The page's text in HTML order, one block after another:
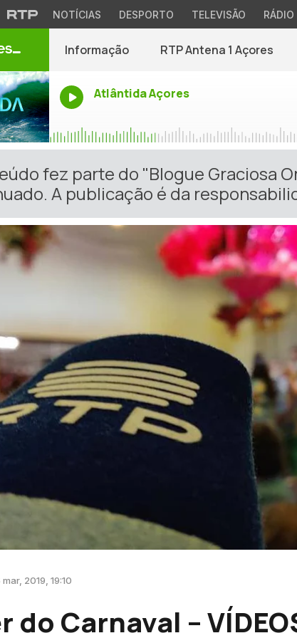
NOTÍCIAS DESPORTO TELEVISÃO RÁDIO
Informação RTP Antena 1 Açores
Atlântida Açores
fez parte do "Blogue Graciosa
A publicação é da
2019, 19:10
do Carnaval –